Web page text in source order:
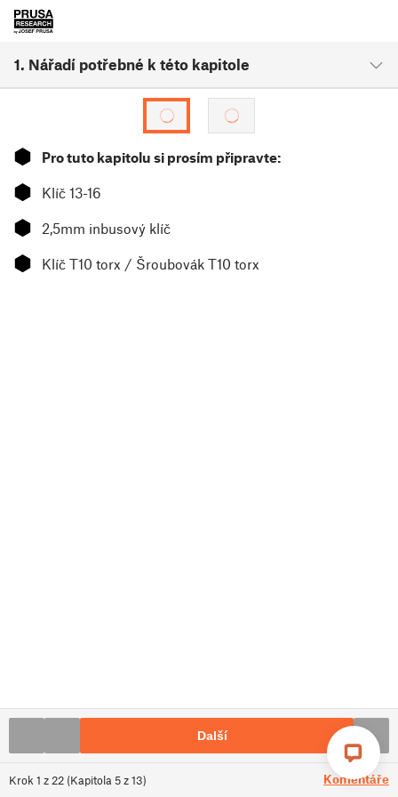
1. Nářadí potřebné k této kapitole
Krok 1 z 22 (Kapitola 5z13) Komentáře
⬢ Pro tuto kapitolu si prosím připravte:
⬢ Klíč 13-16
⬢ 2,5mm inbusový klíč
⬢ Klíč T10 torx / Šroubovák T10 torx
Další